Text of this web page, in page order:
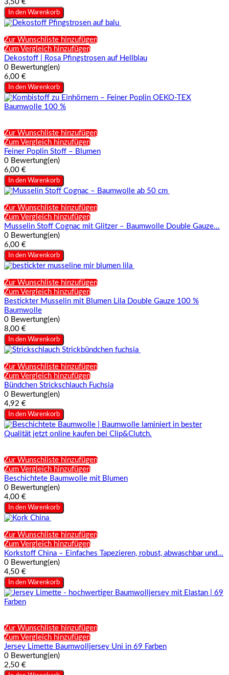
3,50 €
In den Warenkorb
Zur Wunschliste hinzufügen
Zum Vergleich hinzufügen
Dekostoff | Rosa Pfingstrosen auf Hellblau
0 Bewertung(en)
6,00 €
In den Warenkorb
Zur Wunschliste hinzufügen
Zum Vergleich hinzufügen
Feiner Poplin Stoff – Blumen
0 Bewertung(en)
6,00 €
In den Warenkorb
Zur Wunschliste hinzufügen
Zum Vergleich hinzufügen
Musselin Stoff Cognac mit Glitzer – Baumwolle Double Gauze...
0 Bewertung(en)
6,00 €
In den Warenkorb
Zur Wunschliste hinzufügen
Zum Vergleich hinzufügen
Bestickter Musselin mit Blumen Lila Double Gauze 100 %
Baumwolle
0 Bewertung(en)
8,00 €
In den Warenkorb
Zur Wunschliste hinzufügen
Zum Vergleich hinzufügen
Bündchen Strickschlauch Fuchsia
0 Bewertung(en)
4,92 €
In den Warenkorb
Zur Wunschliste hinzufügen
Zum Vergleich hinzufügen
Beschichtete Baumwolle mit Blumen
0 Bewertung(en)
4,00 €
In den Warenkorb
Zur Wunschliste hinzufügen
Zum Vergleich hinzufügen
Korkstoff China – Einfaches Tapezieren, robust, abwaschbar und...
0 Bewertung(en)
4,50 €
In den Warenkorb
Zur Wunschliste hinzufügen
Zum Vergleich hinzufügen
Jersey Limette Baumwolljersey Uni in 69 Farben
0 Bewertung(en)
2,50 €